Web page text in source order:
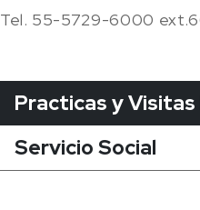
Tel. 55-5729-6000
Practicas y Visitas
Servicio Social